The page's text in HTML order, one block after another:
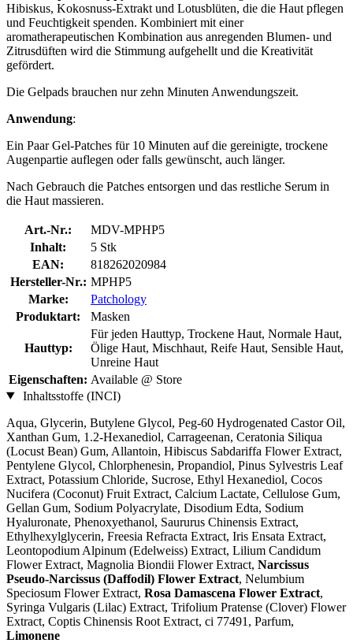
Hibiskus, Kokosnuss-Extrakt und Lotusblüten, die die Haut pflegen
und Feuchtigkeit spenden. Kombiniert mit einer
aromatherapeutischen Kombination aus anregenden Blumen- und
Zitrusdüften wird die Stimmung aufgehellt und die Kreativität
gefördert.
Die Gelpads brauchen nur zehn Minuten Anwendungszeit.
Anwendung:
Ein Paar Gel-Patches für 10 Minuten auf die gereinigte, trockene
Augenpartie auflegen oder falls gewünscht, auch länger.
Nach Gebrauch die Patches entsorgen und das restliche Serum in
die Haut massieren.
Art.-Nr.:
MDV-MPHP5
Inhalt:
5 Stk
EAN:
818262020984
Hersteller-Nr.: MPHP5
Marke:
Patchology
Produktart:
Masken
Hauttyp:
Für jeden Hauttyp, Trockene Haut, Normale Haut,
Ölige Haut, Mischhaut, Reife Haut, Sensible Haut,
Unreine Haut
Eigenschaften: Available @ Store
Inhaltsstoffe (INCI)
Aqua, Glycerin, Butylene Glycol, Peg-60 Hydrogenated Castor Oil,
Xanthan Gum, 1.2-Hexanediol, Carrageenan, Ceratonia Siliqua
(Locust Bean) Gum, Allantoin, Hibiscus Sabdariffa Flower Extract,
Pentylene Glycol, Chlorphenesin, Propandiol, Pinus Sylvestris Leaf
Extract, Potassium Chloride, Sucrose, Ethyl Hexanediol, Cocos
Nucifera (Coconut) Fruit Extract, Calcium Lactate, Cellulose Gum,
Gellan Gum, Sodium Polyacrylate, Disodium Edta, Sodium
Hyaluronate, Phenoxyethanol, Saururus Chinensis Extract,
Ethylhexylglycerin, Freesia Refracta Extract, Iris Ensata Extract,
Leontopodium Alpinum (Edelweiss) Extract, Lilium Candidum
Flower Extract, Magnolia Biondii Flower Extract, Narcissus
Pseudo-Narcissus (Daffodil) Flower Extract, Nelumbium
Speciosum Flower Extract, Rosa Damascena Flower Extract,
Syringa Vulgaris (Lilac) Extract, Trifolium Pratense (Clover) Flower
Extract, Coptis Chinensis Root Extract, ci 77491, Parfum,
Limonene